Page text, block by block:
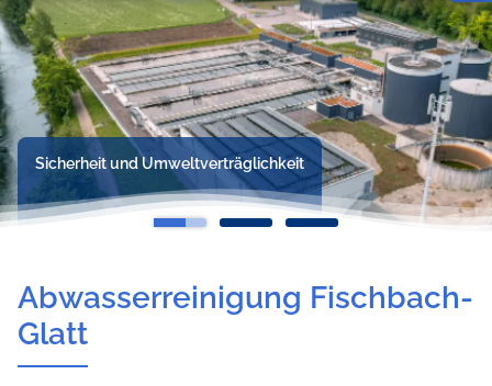
Sicherheit und Umweltverträglichkeit
Abwasserreinigung Fischbach-
Glatt